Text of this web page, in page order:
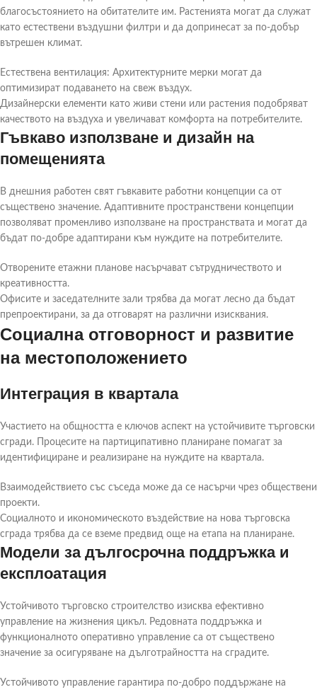
благосъстоянието на обитателите им. Растенията могат да служат
като естествени въздушни филтри и да допринесат за по-добър
вътрешен климат.
Естествена вентилация: Архитектурните мерки могат да
оптимизират подаването на свеж въздух.
Дизайнерски елементи като живи стени или растения подобряват
качеството на въздуха и увеличават комфорта на потребителите.
Гъвкаво използване и дизайн на
помещенията
В днешния работен свят гъвкавите работни концепции са от
съществено значение. Адаптивните пространствени концепции
позволяват променливо използване на пространствата и могат да
бъдат по-добре адаптирани към нуждите на потребителите.
Отворените етажни планове насърчават сътрудничеството и
креативността.
Офисите и заседателните зали трябва да могат лесно да бъдат
препроектирани, за да отговарят на различни изисквания.
Социална отговорност и развитие
на местоположението
Интеграция в квартала
Участието на общността е ключов аспект на устойчивите търговски
сгради. Процесите на партиципативно планиране помагат за
идентифициране и реализиране на нуждите на квартала.
Взаимодействието със съседа може да се насърчи чрез обществени
проекти.
Социалното и икономическото въздействие на нова търговска
сграда трябва да се вземе предвид още на етапа на планиране.
Модели за дългосрочна поддръжка и
експлоатация
Устойчивото търговско строителство изисква ефективно
управление на жизнения цикъл. Редовната поддръжка и
функционалното оперативно управление са от съществено
значение за осигуряване на дълготрайността на сградите.
Устойчивото управление гарантира по-добро поддържане на